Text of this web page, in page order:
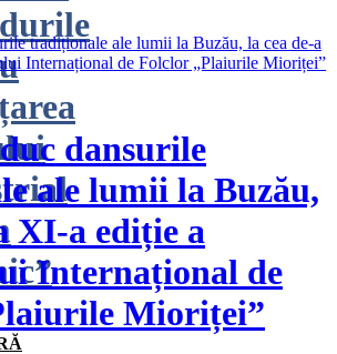
dansurile
ale lumii la Buzău,
XI-a ediție a
Internațional de
Mioriței”